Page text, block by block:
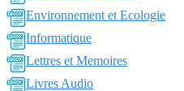
Environnement et Ecologie
Informatique
Lettres et Memoires
Livres Audio